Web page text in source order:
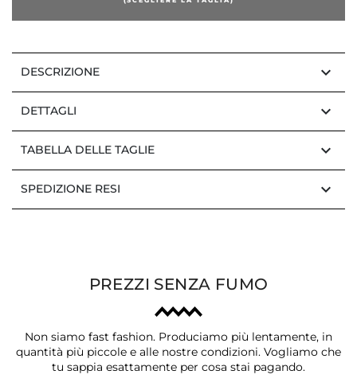
DESCRIZIONE keyboard_arrow_down
DETTAGLI keyboard_arrow_down
TABELLA DELLE TAGLIE keyboard_arrow_down
SPEDIZIONE RESI keyboard_arrow_down
PREZZI SENZA FUMO
Non siamo fast fashion. Produciamo più lentamente, in
quantità più piccole e alle nostre condizioni. Vogliamo che
tu sappia esattamente per cosa stai pagando.